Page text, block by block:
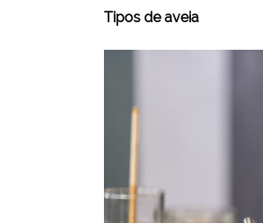
Tipos de aveia